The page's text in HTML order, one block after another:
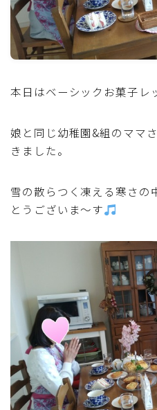
ひき肉料理
魚介料理
卵料理
野菜料理(ブロッコリー・カリ
の花・その他)
ゃ・ゴーヤ)
野菜料理(ズッキーニ・コー
んどう・オクラ)
野菜料理(玉ねぎ・ねぎ・ア
アスパラガス)
根菜料理（にんじん・ごぼう
ビーツ)
本日はベーシックお菓子レ
娘と同じ幼稚園&組のママ
きました。
雪の散らつく凍える寒さの
とうございま～す